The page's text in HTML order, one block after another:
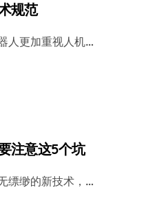
规范
人更加重视人机…
注意这5个坑
缥缈的新技术，…